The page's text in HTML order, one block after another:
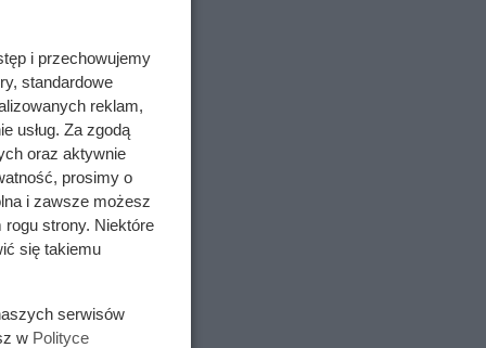
się w
i przechowujemy
standardowe
reklam,
usług. Za zgodą
oraz aktywnie
prosimy o
i zawsze możesz
strony. Niektóre
się takiemu
serwisów
w Polityce